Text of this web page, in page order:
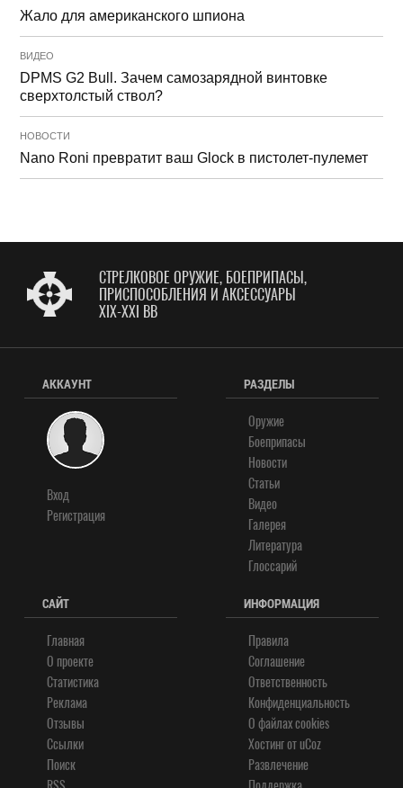
Жало для американского шпиона
ВИДЕО
DPMS G2 Bull. Зачем самозарядной винтовке
сверхтолстый ствол?
НОВОСТИ
Nano Roni превратит ваш Glock в пистолет-пулемет
СТРЕЛКОВОЕ ОРУЖИЕ, БОЕПРИПАСЫ,
ПРИСПОСОБЛЕНИЯ И АКСЕССУАРЫ
XIX-XXI ВВ
АККАУНТ
Вход
Регистрация
РАЗДЕЛЫ
Оружие
Боеприпасы
Новости
Статьи
Видео
Галерея
Литература
Глоссарий
САЙТ
Главная
О проекте
Статистика
Реклама
Отзывы
Ссылки
Поиск
ИНФОРМАЦИЯ
Правила
Соглашение
Ответственность
Конфиденциальность
О файлах cookies
Хостинг отuCoz
Развлечение